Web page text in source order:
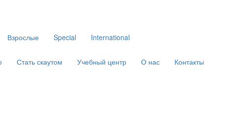
Взрослые Special International
Стать скаутом Учебный центр О нас Контакты